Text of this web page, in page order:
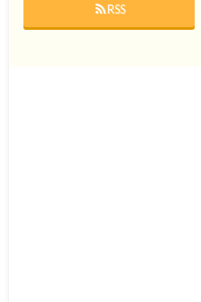
RSS